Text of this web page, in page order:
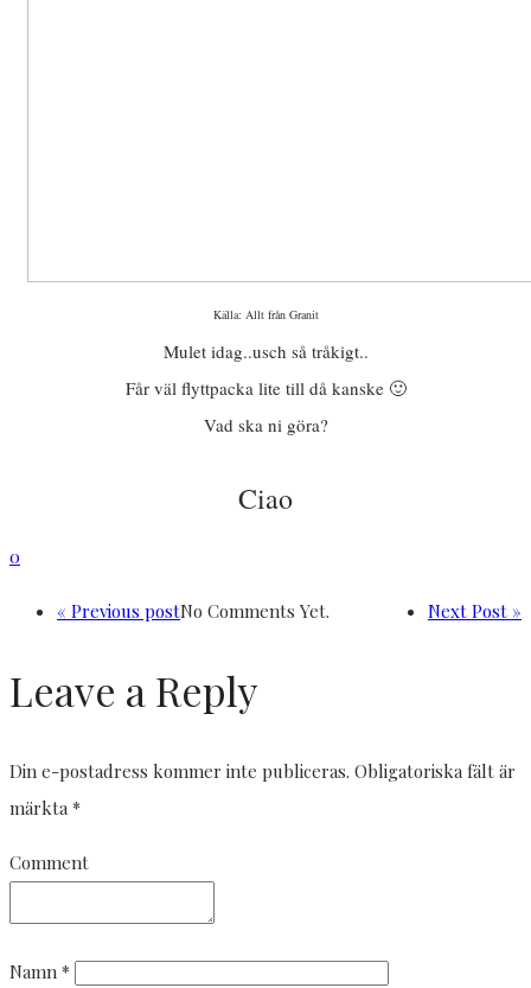
Källa: Allt från Granit
Mulet idag..usch så tråkigt..
Får väl flyttpacka lite till då kanske 🙂
Vad ska ni göra?
Ciao
0
« Previous post Next Post »
No Comments Yet.
Leave a Reply
Din e-postadress kommer inte publiceras. Obligatoriska fält är
märkta*
Comment
Namn *